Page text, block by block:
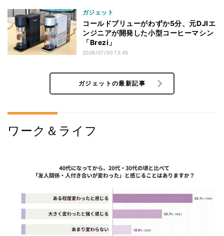
ガジェット
コールドブリューがわずか5分、元DJIエ
ンジニアが開発した小型コーヒーマシン
「Brezi」
2026/07/30 13:45
ガジェットの最新記事
ワーク＆ライフ